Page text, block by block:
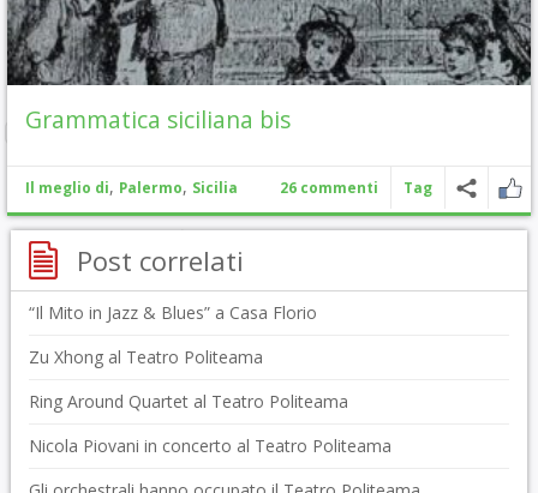
Grammatica siciliana bis
Il meglio di, Palermo, Sicilia 26 commenti Tag
Post correlati
“Il Mito in Jazz & Blues” a Casa Florio
Zu Xhong al Teatro Politeama
Ring Around Quartet al Teatro Politeama
Nicola Piovani in concerto al Teatro Politeama